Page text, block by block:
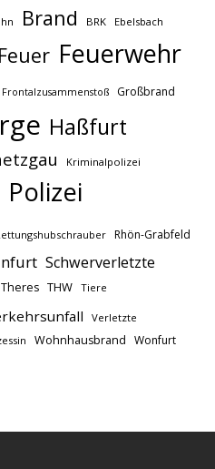
Brand BRK Ebelsbach
Feuer Feuerwehr
Frontalzusammenstoß Großbrand
Haßfurt
Kriminalpolizei
Polizei
Rhön-Grabfeld
Schwerverletzte
Theres THW Tiere
Verletzte
Wohnhausbrand Wonfurt